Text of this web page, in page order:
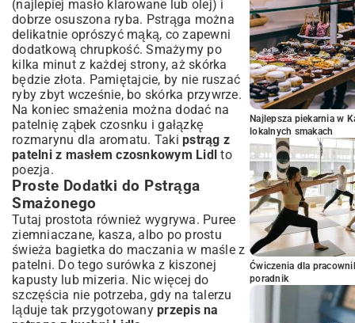
(najlepiej masło klarowane lub olej) i
dobrze osuszona ryba. Pstrąga można
delikatnie oprószyć mąką, co zapewni
dodatkową chrupkość. Smażymy po
kilka minut z każdej strony, aż skórka
będzie złota. Pamiętajcie, by nie ruszać
ryby zbyt wcześnie, bo skórka przywrze.
Na koniec smażenia można dodać na
patelnię ząbek czosnku i gałązkę
rozmarynu dla aromatu. Taki pstrąg z
patelni z masłem czosnkowym Lidl to
poezja.
Proste Dodatki do Pstrąga
Smażonego
Tutaj prostota również wygrywa. Puree
ziemniaczane, kasza, albo po prostu
świeża bagietka do maczania w maśle z
patelni. Do tego surówka z kiszonej
kapusty lub mizeria. Nic więcej do
szczęścia nie potrzeba, gdy na talerzu
ląduje tak przygotowany przepis na
Najlepsza piekarnia w
lokalnych smakach
Ćwiczenia dla
poradnik